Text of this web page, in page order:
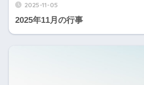
2025-11-05
2025年11月の行事